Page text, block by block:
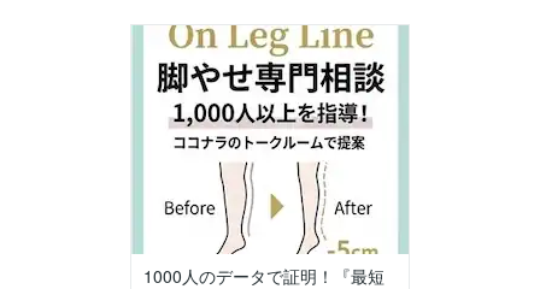
1000人のデータで証明！『最短